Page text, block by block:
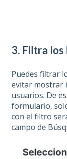
3. Filtra los
Puedes filtrar
evitar mostrar
usuarios. De
formulario,
con el filtro
campo de